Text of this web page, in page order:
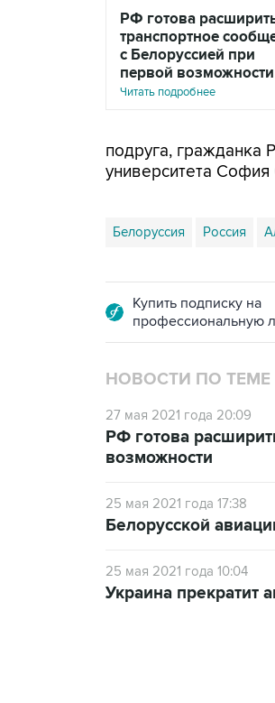
РФ готова
транспортное
с Белоруссией при
первой возможности
Читать подробнее
подруга, гражданка
университета
Белоруссия Россия
Купить подписку на
профессиональную
НОВОСТИ ПО ТЕМЕ
27 мая 2021 года 20:09
РФ готова
возможности
25 мая 2021 года 17:38
Белорусской
25 мая 2021 года 10:04
Украина прекратит